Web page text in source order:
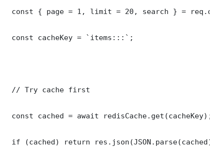
const { page = 1, limit = 20, search } =
const cacheKey = `items:::`;
// Try cache first
const cached = await redisCache.get(cacheKey);
if (cached) return